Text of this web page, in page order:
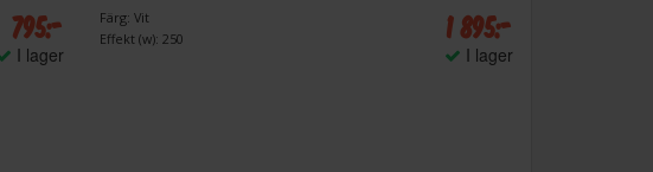
795:-
I lager
Färg: Vit
Effekt (w): 250
1 895:-
I lager